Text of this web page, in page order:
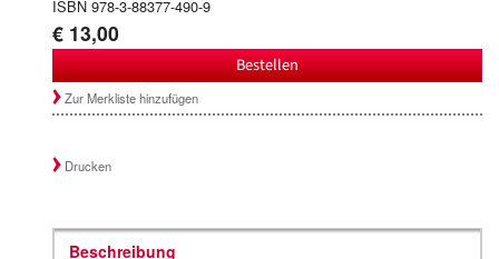
ISBN 978-3-88377-490-9
€ 13,00
Bestellen
Zur Merkliste hinzufügen
Drucken
Beschreibung